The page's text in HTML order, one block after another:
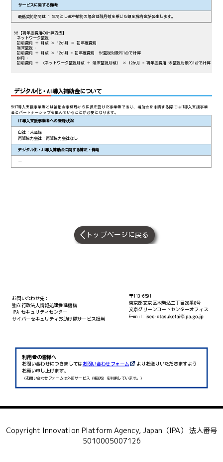
サービスに関する備考
最低契約期間は 1 年間とし途中解約の場合は残月数を乗じた額を解約金が発生します。
類型
登録番号
2024-013
登録年月日
2025年3月3日
監視種別
併用
【ネットワーク監視】Cloud Edge 10G3
【端末監視】ウイルスバスタービジネスセキュリティサービス
ウイルス対策の他、USB制御やアンインストール操作を利用者が独自の判断で実施できないよう、管理
者権限で制御する対策を、エンドポイント機能にて実施
万が一、お客さまが攻撃を受けてしまった際でも、感染端末の隔離により他端末への被害拡大をEDR機
能にて実施
1年
※【初年度費用の計算方法】
ネットワーク監視：
初期費用 ＋ 月額 × 12か月 ＝ 初年度費用
端末監視：
初期費用 ＋ 月額 × 12か月 = 初年度費用 ※監視対象PC1台で計算
併用：
初期費用 ＋ （ネットワーク監視月額 ＋ 端末監視月額） × 12か月 = 初年度費用 ※監視対象PC1台で計算
デジタル化・AI導入補助金について
※IT導入支援事業者とは補助金事務局から採択を受けた事業者であり、補助金を申請する際にはIT導入支援事業
者とパートナーシップを組んでいることが必要となります。
IT導入支援事業者への登録状況
自社：未登録
再販協力会社：再販協力会社なし
デジタル化・AI導入補助金に関する補足・備考
ー
トップページに戻る
お問い合わせ先：
独立行政法人情報処理推進機構
IPA セキュリティセンター
サイバーセキュリティお助け隊サービス担当
〒113-6591
東京都文京区本駒込二丁目28番8号
文京グリーンコートセンターオフィス
E-mail:
利用者の皆様へ
お問い合わせにつきましては お問い合わせフォーム
よりお送りいただきますよう
お願い申し上げます。
（お問い合わせフォームは外部サービス（WEBCAS）を利用しています。）
Copyright Innovation Platform Agency, Japan（IPA） 法人番号
5010005007126